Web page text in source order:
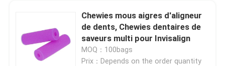
Chewies mous aigres d'aligneur
de dents, Chewies dentaires de
saveurs multi pour Invisalign
MOQ：100bags
Prix：Depends on the order quantity